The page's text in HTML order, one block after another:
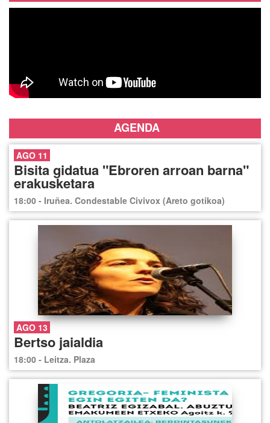
AGENDA
AGO 11
Bisita gidatua "Ebroren arroan barna"
erakusketara
18:00 - Iruñea. Condestable Civivox (Areto gotikoa)
AGO 13
Bertso jaialdia
18:00 - Leitza. Plaza